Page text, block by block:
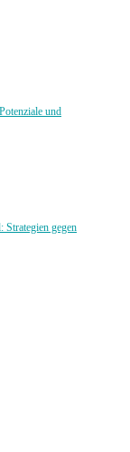
und
Strategien gegen